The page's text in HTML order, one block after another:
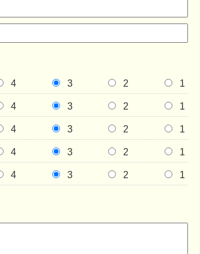
4 3 2 1
4 3 2 1
4 3 2 1
4 3 2 1
4 3 2 1